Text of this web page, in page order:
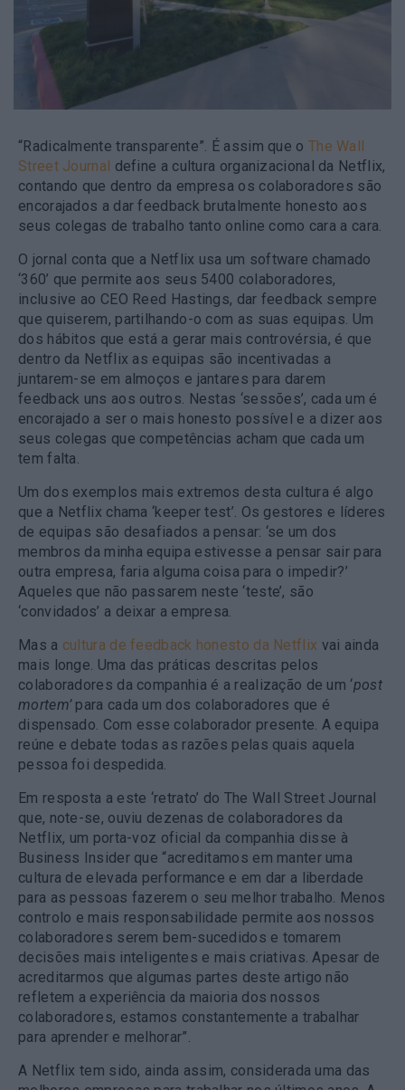
“Radicalmente transparente”. É assim que o The Wall
Street Journal define a cultura organizacional da Netflix,
contando que dentro da empresa os colaboradores são
encorajados a dar feedback brutalmente honesto aos
seus colegas de trabalho tanto online como cara a cara.
O jornal conta que a Netflix usa um software chamado
‘360’ que permite aos seus 5400 colaboradores,
inclusive ao CEO Reed Hastings, dar feedback sempre
que quiserem, partilhando-o com as suas equipas. Um
dos hábitos que está a gerar mais controvérsia, é que
dentro da Netflix as equipas são incentivadas a
juntarem-se em almoços e jantares para darem
feedback uns aos outros. Nestas ‘sessões’, cada um é
encorajado a ser o mais honesto possível e a dizer aos
seus colegas que competências acham que cada um
tem falta.
Um dos exemplos mais extremos desta cultura é algo
que a Netflix chama ‘keeper test’. Os gestores e líderes
de equipas são desafiados a pensar: ‘se um dos
membros da minha equipa estivesse a pensar sair para
outra empresa, faria alguma coisa para o impedir?’
Aqueles que não passarem neste ‘teste’, são
‘convidados’ a deixar a empresa.
Mas a cultura de feedback honesto da Netflix vai ainda
mais longe. Uma das práticas descritas pelos
colaboradores da companhia é a realização de um ‘post
mortem’ para cada um dos colaboradores que é
dispensado. Com esse colaborador presente. A equipa
reúne e debate todas as razões pelas quais aquela
pessoa foi despedida.
Em resposta a este ‘retrato’ do The Wall Street Journal
que, note-se, ouviu dezenas de colaboradores da
Netflix, um porta-voz oficial da companhia disse à
Business Insider que “acreditamos em manter uma
cultura de elevada performance e em dar a liberdade
para as pessoas fazerem o seu melhor trabalho. Menos
controlo e mais responsabilidade permite aos nossos
colaboradores serem bem-sucedidos e tomarem
decisões mais inteligentes e mais criativas. Apesar de
acreditarmos que algumas partes deste artigo não
refletem a experiência da maioria dos nossos
colaboradores, estamos constantemente a trabalhar
para aprender e melhorar”.
A Netflix tem sido, ainda assim, considerada uma das